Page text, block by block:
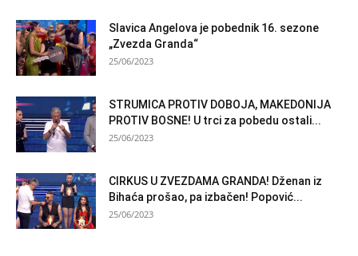
Slavica Angelova je pobednik 16. sezone
„Zvezda Granda“
25/06/2023
STRUMICA PROTIV DOBOJA, MAKEDONIJA
PROTIV BOSNE! U trci za pobedu ostali...
25/06/2023
CIRKUS U ZVEZDAMA GRANDA! Dženan iz
Bihaća prošao, pa izbačen! Popović...
25/06/2023